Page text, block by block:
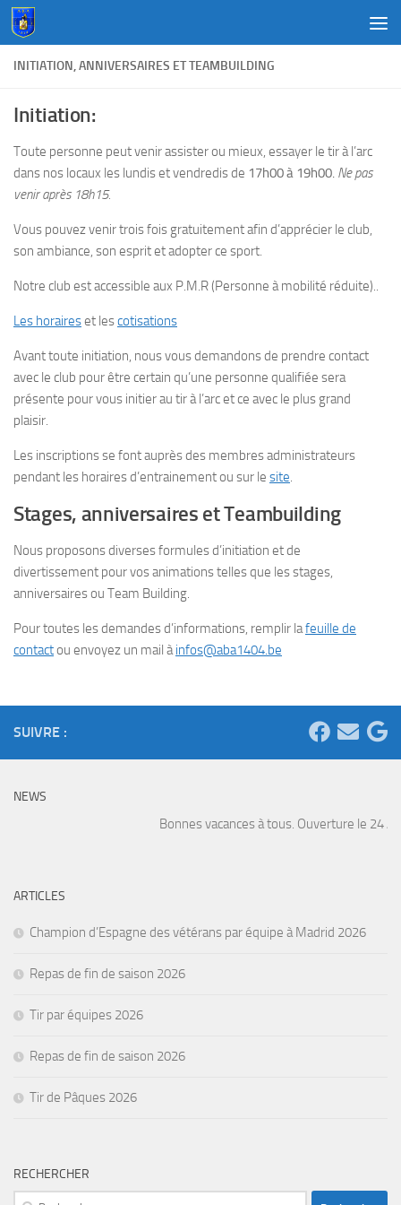
Au dessous du contenu
INITIATION, ANNIVERSAIRES ET TEAMBUILDING
Initiation:
Toute personne peut venir assister ou mieux, essayer le tir à l’arc
dans nos locaux les lundis et vendredis de 17h00 à 19h00. Ne pas
venir après 18h15.
Vous pouvez venir trois fois gratuitement afin d’apprécier le club,
son ambiance, son esprit et adopter ce sport.
Notre club est accessible aux P.M.R (Personne à mobilité réduite)..
Les horaireset lescotisations
Avant toute initiation, nous vous demandons de prendre contact
avec le club pour être certain qu’une personne qualifiée sera
présente pour vous initier au tir à l’arc et ce avec le plus grand
plaisir.
Les inscriptions se font auprès des membres administrateurs
pendant les horaires d’entrainement ou sur le site.
Stages, anniversaires et Teambuilding
Nous proposons diverses formules d’initiation et de
divertissement pour vos animations telles que les stages,
anniversaires ou Team Building.
Pour toutes les demandes d’informations, remplir lafeuille de
contactou envoyez un mail àinfos@aba1404.be
SUIVRE :
NEWS
Bonnes vacances à tous. Ouverture le 24
ARTICLES
Champion d’Espagne des vétérans par équipe à Madrid 2026
Repas de fin de saison 2026
Tir par équipes 2026
Repas de fin de saison 2026
Tir de Pâques 2026
RECHERCHER